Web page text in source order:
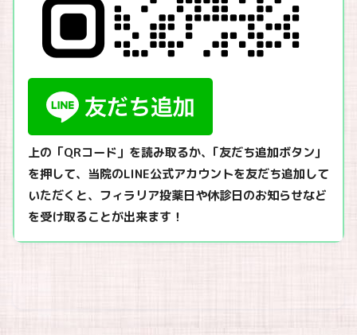
上の「QRコード」を読み取るか、｢友だち追加ボタン｣
を押して、当院のLINE公式アカウントを友だち追加して
いただくと、フィラリア投薬日や休診日のお知らせなど
を受け取ることが出来ます！